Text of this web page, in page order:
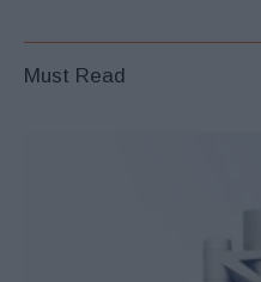
Must Read